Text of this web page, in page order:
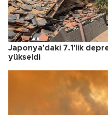
Japonya'daki 7.1'lik
yükseldi